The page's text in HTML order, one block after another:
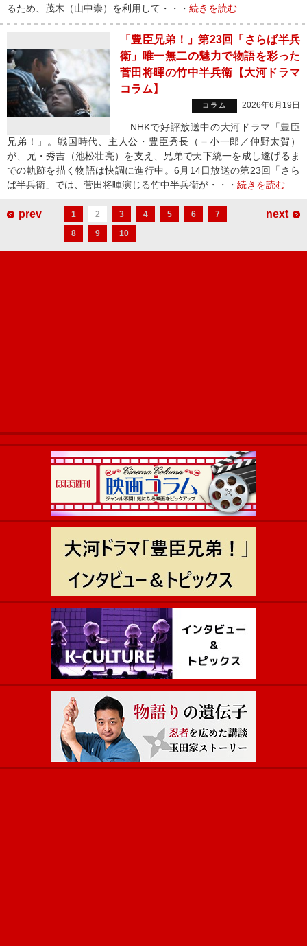
るため、茂木（山中崇）を利用して・・・ 続きを読む
「豊臣兄弟！」第23回「さらば半兵
衛」唯一無二の魅力で物語を彩った
菅田将暉の竹中半兵衛【大河ドラマ
コラム】
コラム 2026年6月19日
NHKで好評放送中の大河ドラマ「豊臣
兄弟！」。戦国時代、主人公・豊臣秀長（＝小一郎／仲野太賀）
が、兄・秀吉（池松壮亮）を支え、兄弟で天下統一を成し遂げるま
での軌跡を描く物語は快調に進行中。6月14日放送の第23回「さら
ば半兵衛」では、菅田将暉演じる竹中半兵衛が・・・ 続きを読む
prev 1 2 3 4 5 6
7
8
9 10
next